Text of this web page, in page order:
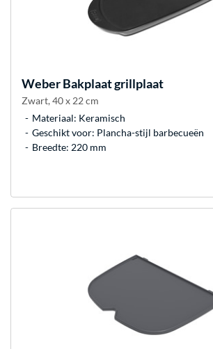
WeberBakplaat grillplaat
Zwart, 40 x 22 cm
Materiaal: Keramisch
Geschikt voor: Plancha-stijl barbecueën
Breedte: 220 mm